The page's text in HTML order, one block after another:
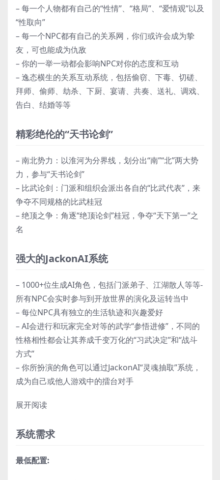
– 每一个人物都有自己的“性情”、“格局”、“爱情观”以及
“性取向”
– 每一个NPC都有自己的关系网，你们或许会成为挚
友，可也能成为仇敌
– 你的一举一动都会影响NPC对你的态度和互动
– 逸态横生的关系互动系统，包括偷窃、下毒、切磋、
拜师、偷师、劫杀、下厨、宴请、共奏、送礼、调戏、
告白、结婚等等
精彩绝伦的“天书论剑”
– 南北势力：以淮河为分界线，划分出“南”“北”两大势
力，参与“天书论剑”
– 比武论剑：门派和组织会派出各自的“比武代表”，来
争夺不同规格的比武桂冠
– 绝顶之争：角逐“绝顶论剑”桂冠，争夺“天下第一”之
名
强大的JackonAI系统
– 1000+位生成AI角色，包括门派弟子、江湖散人等等-
所有NPC会实时参与到开放世界的演化及运转当中
– 每位NPC具有独立的生活轨迹和兴趣爱好
– AI会进行和玩家完全对等的武学“参悟进修”，不同的
性格相性都会让其养成千变万化的“习武决定”和“战斗
方式”
– 你所扮演的角色可以通过JackonAI“灵魂抽取”系统，
成为自己或他人游戏中的擂台对手
展开阅读
系统需求
最低配置: